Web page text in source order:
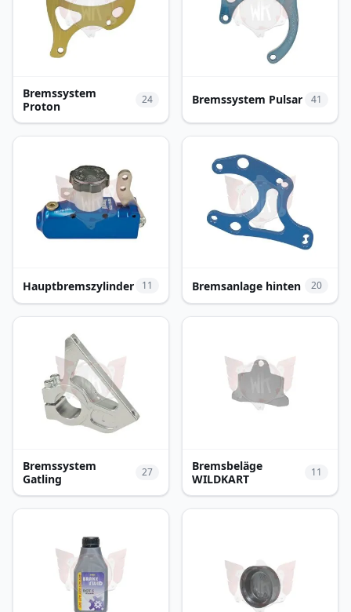
Bremssystem
Proton
24 Bremssystem Pulsar 41
Hauptbremszylinder 11 Bremsanlage hinten 20
Bremssystem
Gatling
27
Bremsbeläge
WILDKART
11